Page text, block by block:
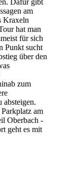
Dafür gibt
am
Kraxeln
hat man
für sich
Punkt sucht
über den
zum
absteigen.
am
Oberbach -
geht es mit